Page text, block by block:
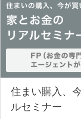
住まい購入、
ルセミナー